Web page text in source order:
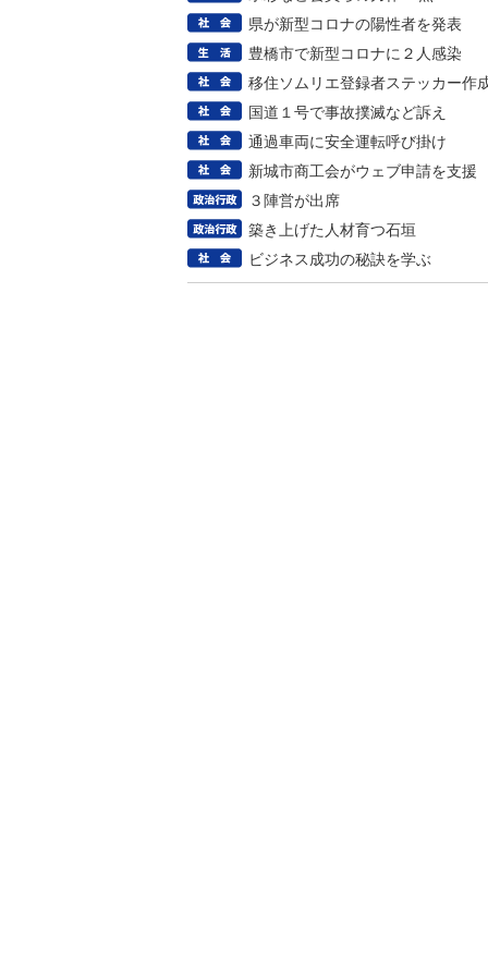
県が新型コロナの陽性者を発表
豊橋市で新型コロナに２人感染
移住ソムリエ登録者ステッカー作
国道１号で事故撲滅など訴え
通過車両に安全運転呼び掛け
新城市商工会がウェブ申請を支援
３陣営が出席
築き上げた人材育つ石垣
ビジネス成功の秘訣を学ぶ